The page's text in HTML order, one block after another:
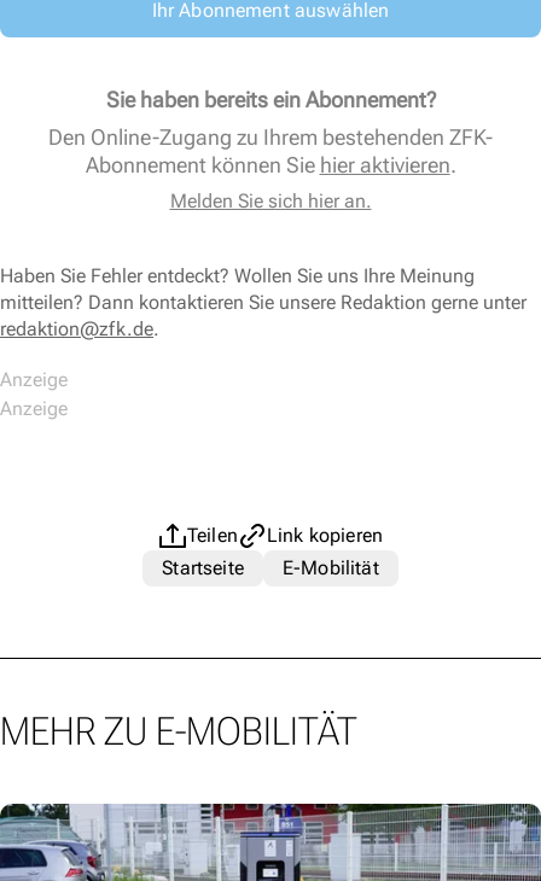
Ihr Abonnement auswählen
Sie haben bereits ein Abonnement?
Den Online-Zugang zu Ihrem bestehenden ZFK-
Abonnement können Sie hier aktivieren.
Melden Sie sich hier an.
Haben Sie Fehler entdeckt? Wollen Sie uns Ihre Meinung
mitteilen? Dann kontaktieren Sie unsere Redaktion gerne unter
redaktion@zfk.de.
Teilen
Link kopieren
Startseite
E-Mobilität
MEHR ZU E-MOBILITÄT